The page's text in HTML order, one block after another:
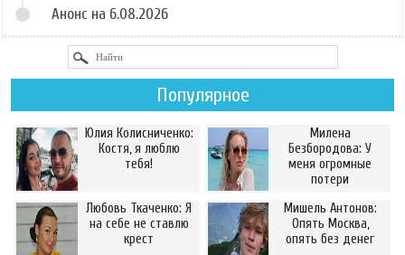
Анонс на 6.08.2026
Популярное
Юлия Колисниченко:
Костя, я люблю
тебя!
Милена
Безбородова: У
меня огромные
потери
Любовь Ткаченко: Я
на себе не ставлю
крест
Мишель Антонов:
Опять Москва,
опять без денег